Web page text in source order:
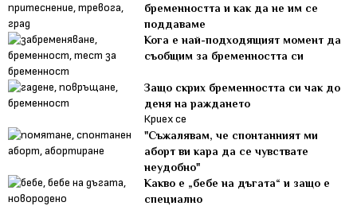
бременността и как да не им се
поддаваме
Кога е най-подходящият момент да
съобщим за бременността си
Защо скрих бременността си чак до
деня на раждането
Криех се
"Съжалявам, че спонтанният ми
аборт ви кара да се чувствате
неудобно"
Какво е „бебе на дъгата“ и защо е
специално